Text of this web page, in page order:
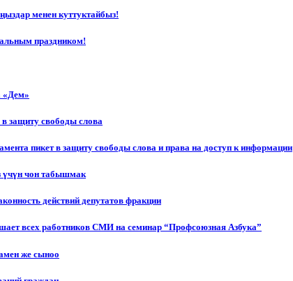
менен куттуктайбыз!
праздником!
«Дем»
защиту свободы слова
пикет в защиту свободы слова и права на доступ к информации
үчүн чон табышмак
действий депутатов фракции
всех работников СМИ на семинар “Профсоюзная Азбука”
же сыноо